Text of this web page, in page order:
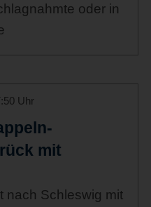
oder in
Uhr
mit
nach Schleswig mit